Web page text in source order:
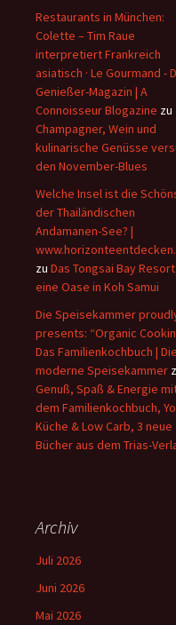
Restaurants in München:
Colette – Tim Raue
interpretiert Frankreich
asiatisch · Le Gourmand -
Genießer-Magazin | A
Connoisseur Blogazine zu
Champagner, Wein und
kulinarische Genüsse
den November-Blues
Welche Insel ist die
der Thailändischen
Andamanen-See? |
zu Das Tongsai Bay
eine Oase in Koh Samui
Die Speisekammer
presents: “Organic
Das Familienkochbuch | Die
moderne Speisekammer
Genuß, Spaß & Energie
dem Familienkochbuch,
Küche & Low Carb, 3 neue
Bücher aus dem Trias-
Archiv
Juli 2026
Juni 2026
Mai 2026